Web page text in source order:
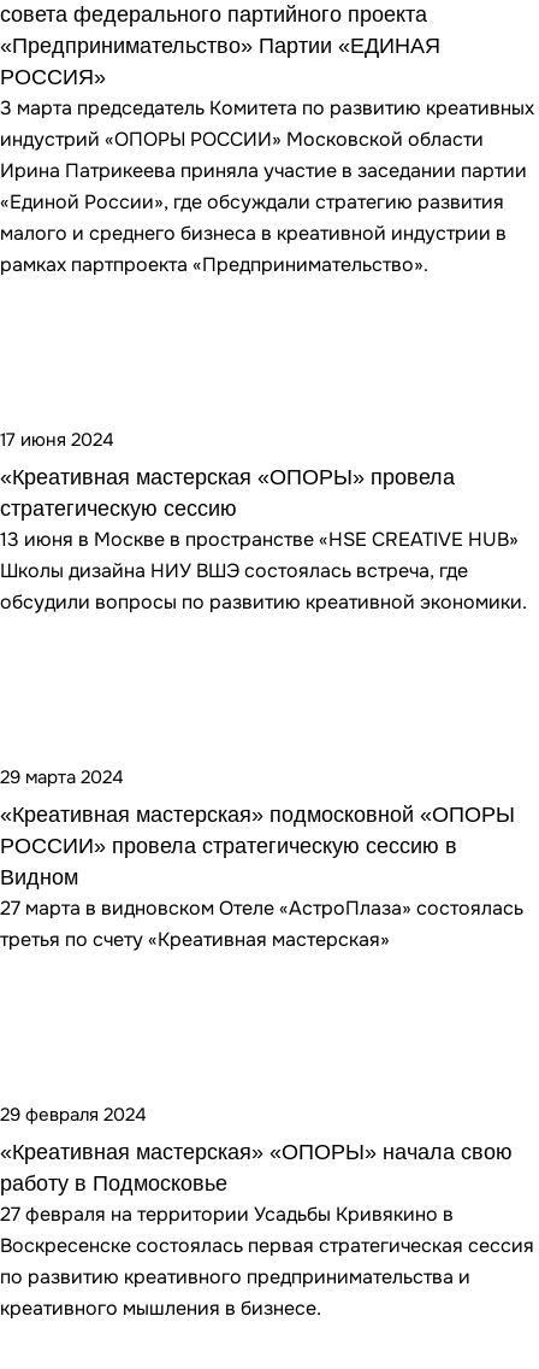
совета федерального партийного проекта
«Предпринимательство» Партии «ЕДИНАЯ
РОССИЯ»
3 марта председатель Комитета по развитию креативных
индустрий «ОПОРЫ РОССИИ» Московской области
Ирина Патрикеева приняла участие в заседании партии
«Единой России», где обсуждали стратегию развития
малого и среднего бизнеса в креативной индустрии в
рамках партпроекта «Предпринимательство».
17 июня 2024
«Креативная мастерская «ОПОРЫ» провела
стратегическую сессию
13 июня в Москве в пространстве «HSE CREATIVE HUB»
Школы дизайна НИУ ВШЭ состоялась встреча, где
обсудили вопросы по развитию креативной экономики.
29 марта 2024
«Креативная мастерская» подмосковной «ОПОРЫ
РОССИИ» провела стратегическую сессию в
Видном
27 марта в видновском Отеле «АстроПлаза» состоялась
третья по счету «Креативная мастерская»
29 февраля 2024
«Креативная мастерская» «ОПОРЫ» начала свою
работу в Подмосковье
27 февраля на территории Усадьбы Кривякино в
Воскресенске состоялась первая стратегическая сессия
по развитию креативного предпринимательства и
креативного мышления в бизнесе.